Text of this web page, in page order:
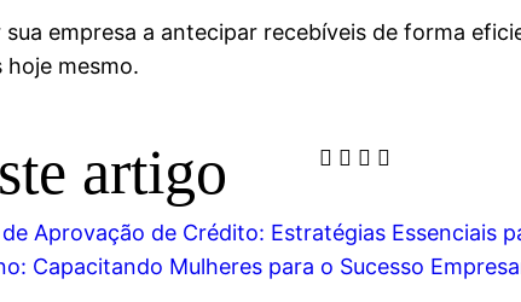
empresa a antecipar recebíveis de forma
mesmo.
artigo
Aprovação de Crédito: Estratégias Essenciais
Capacitando Mulheres para o Sucesso